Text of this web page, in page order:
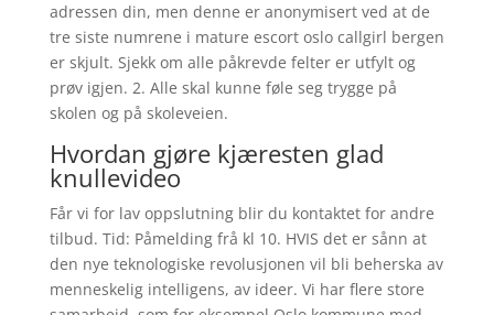
adressen din, men denne er anonymisert ved at de
tre siste numrene i mature escort oslo callgirl bergen
er skjult. Sjekk om alle påkrevde felter er utfylt og
prøv igjen. 2. Alle skal kunne føle seg trygge på
skolen og på skoleveien.
Hvordan gjøre kjæresten glad
knullevideo
Får vi for lav oppslutning blir du kontaktet for andre
tilbud. Tid: Påmelding frå kl 10. HVIS det er sånn at
den nye teknologiske revolusjonen vil bli beherska av
menneskelig intelligens, av ideer. Vi har flere store